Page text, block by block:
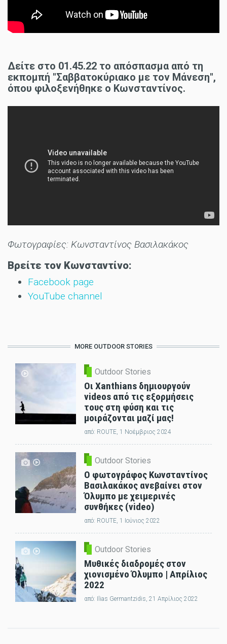
Δείτε στο 01.45.22 το απόσπασμα από τη
εκπομπή "Σαββατοκύριακο με τον Μάνεση",
όπου φιλοξενήθηκε ο Κωνσταντίνος.
Φωτογραφίες: Κωνσταντίνος Βασιλακάκος
Βρείτε τον Κωνσταντίνο:
Facebook page
YouTube channel
MORE OUTDOOR STORIES
Outdoor Stories
Οι Xanthians δημιουργούν
videos από τις εξορμήσεις
τους στη φύση και τις
μοιράζονται μαζί μας!
από: ROUTE, 1 Νοέμβριος 2024
Outdoor Stories
Ο φωτογράφος Κωνσταντίνος
Βασιλακάκος ανεβαίνει στον
Όλυμπο με χειμερινές
συνθήκες (video)
από: ROUTE, 1 Ιούνιος 2022
Outdoor Stories
Μυθικές διαδρομές στον
χιονισμένο Όλυμπο | Απρίλιος
2022
από: Ilias Germantzidis, 21 Απρίλιος 2022